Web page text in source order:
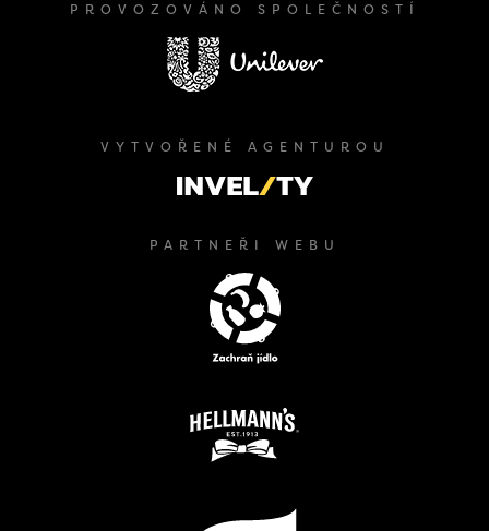
PROVOZOVÁNO SPOLEČNOSTÍ
VYTVOŘENÉ AGENTUROU
PARTNEŘI WEBU